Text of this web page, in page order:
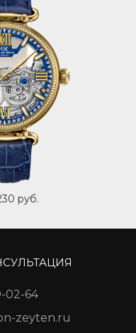
руб.
02-64
zeyten.ru